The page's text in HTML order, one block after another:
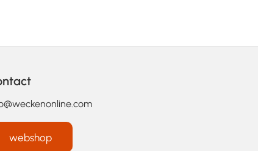
webshop